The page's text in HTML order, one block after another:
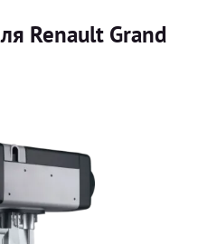
Renault Grand